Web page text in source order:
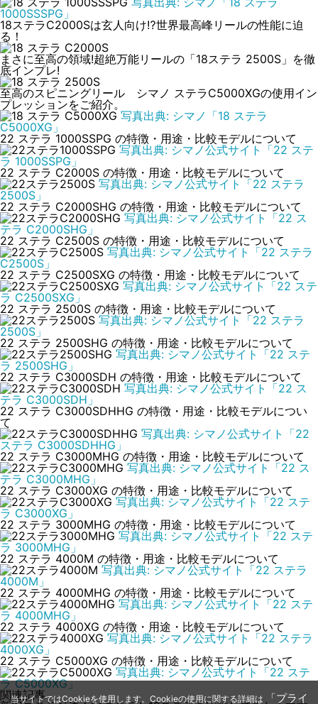
1000SSSPG」
18ステラC2000Sは玄人向け⁉世界最高峰リールの性能に迫
る！
まさに至高の領域!超絶万能リールの「18ステラ 2500S」を徹
底インプレ!
至高のスピニングリール シマノ ステラC5000XGの使用イン
プレッションをご紹介。
写真出典: シマノ「18 ステラ
C5000XG」
22 ステラ 1000SSPG の特徴・用途・比較モデルについて
写真出典: シマノ公式サイト「22 ステ
ラ 1000SSPG」
22 ステラ C2000S の特徴・用途・比較モデルについて
写真出典: シマノ公式サイト「22 ステラ
2500S」
22 ステラ C2000SHG の特徴・用途・比較モデルについて
写真出典: シマノ公式サイト「22 ス
テラ C2000SHG」
22 ステラ C2500S の特徴・用途・比較モデルについて
写真出典: シマノ公式サイト「22 ステラ
C2500S」
22 ステラ C2500SXG の特徴・用途・比較モデルについて
写真出典: シマノ公式サイト「22 ステ
ラ C2500SXG」
22 ステラ 2500S の特徴・用途・比較モデルについて
写真出典: シマノ公式サイト「22 ステラ
2500S」
22 ステラ 2500SHG の特徴・用途・比較モデルについて
写真出典: シマノ公式サイト「22 ステ
ラ 2500SHG」
22 ステラ C3000SDH の特徴・用途・比較モデルについて
写真出典: シマノ公式サイト「22 ス
テラ C3000SDH」
22 ステラ C3000SDHHG の特徴・用途・比較モデルについ
て
写真出典: シマノ公式サイト「22
ステラ C3000SDHHG」
22 ステラ C3000MHG の特徴・用途・比較モデルについて
写真出典: シマノ公式サイト「22 ス
テラ C3000MHG」
22 ステラ C3000XG の特徴・用途・比較モデルについて
写真出典: シマノ公式サイト「22 ステ
ラ C3000XG」
22 ステラ 3000MHG の特徴・用途・比較モデルについて
写真出典: シマノ公式サイト「22 ステ
ラ 3000MHG」
22 ステラ 4000M の特徴・用途・比較モデルについて
写真出典: シマノ公式サイト「22 ステラ
4000M」
22 ステラ 4000MHG の特徴・用途・比較モデルについて
写真出典: シマノ公式サイト「22 ステ
ラ 4000MHG」
22 ステラ 4000XG の特徴・用途・比較モデルについて
写真出典: シマノ公式サイト「22 ステラ
4000XG」
22 ステラ C5000XG の特徴・用途・比較モデルについて
写真出典: シマノ公式サイト「22 ステ
ラ C5000XG」
関連記事
当サイトではCookieを使用します。Cookieの使用に関する詳細は 「プライ